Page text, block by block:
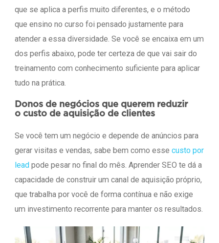
que se aplica a perfis muito diferentes, e o método
que ensino no curso foi pensado justamente para
atender a essa diversidade. Se você se encaixa em um
dos perfis abaixo, pode ter certeza de que vai sair do
treinamento com conhecimento suficiente para aplicar
tudo na prática.
Donos de negócios que querem reduzir
o custo de aquisição de clientes
Se você tem um negócio e depende de anúncios para
gerar visitas e vendas, sabe bem como esse custo por
lead pode pesar no final do mês. Aprender SEO te dá a
capacidade de construir um canal de aquisição próprio,
que trabalha por você de forma contínua e não exige
um investimento recorrente para manter os resultados.